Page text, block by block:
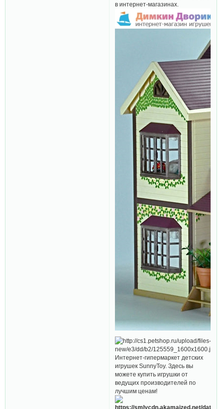
в интернет-магазинах.
Интернет-гипермаркет детских
игрушек SunnyToy. Здесь вы
можете купить игрушки от
ведущих производителей по
лучшим ценам!